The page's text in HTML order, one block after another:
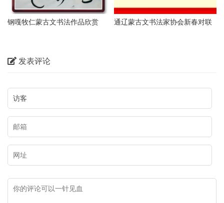
钢嘎牧仁蒙古文书法作品欣赏
通辽蒙古文书法家协会新春对联
发表评论